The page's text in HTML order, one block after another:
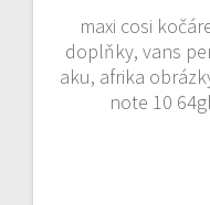
maxi cosi
doplňky, vans
aku, afrika
note 10